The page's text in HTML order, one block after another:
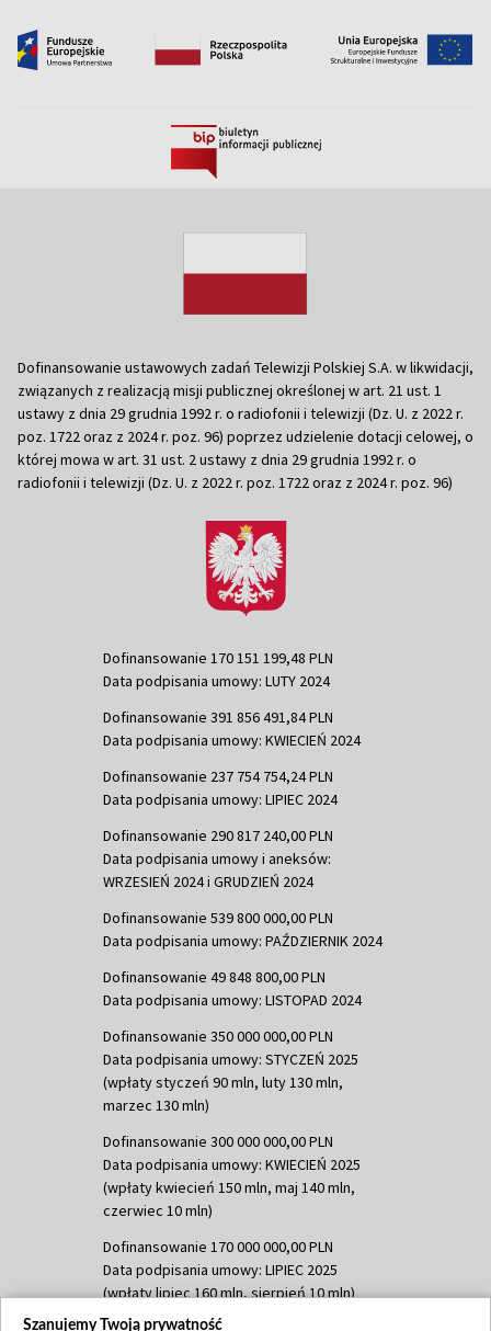
Dofinansowanie ustawowych zadań Telewizji Polskiej S.A. w likwidacji,
związanych z realizacją misji publicznej określonej w art. 21 ust. 1
ustawy z dnia 29 grudnia 1992 r. o radiofonii i telewizji (Dz. U. z 2022 r.
poz. 1722 oraz z 2024 r. poz. 96) poprzez udzielenie dotacji celowej, o
której mowa w art. 31 ust. 2 ustawy z dnia 29 grudnia 1992 r. o
radiofonii i telewizji (Dz. U. z 2022 r. poz. 1722 oraz z 2024 r. poz. 96)
Dofinansowanie 170 151 199,48 PLN
Data podpisania umowy: LUTY 2024
Dofinansowanie 391 856 491,84 PLN
Data podpisania umowy: KWIECIEŃ 2024
Dofinansowanie 237 754 754,24 PLN
Data podpisania umowy: LIPIEC 2024
Dofinansowanie 290 817 240,00 PLN
Data podpisania umowy i aneksów:
WRZESIEŃ 2024 i GRUDZIEŃ 2024
Dofinansowanie 539 800 000,00 PLN
Data podpisania umowy: PAŹDZIERNIK 2024
Dofinansowanie 49 848 800,00 PLN
Data podpisania umowy: LISTOPAD 2024
Dofinansowanie 350 000 000,00 PLN
Data podpisania umowy: STYCZEŃ 2025
(wpłaty styczeń 90 mln, luty 130 mln,
marzec 130 mln)
Dofinansowanie 300 000 000,00 PLN
Data podpisania umowy: KWIECIEŃ 2025
(wpłaty kwiecień 150 mln, maj 140 mln,
czerwiec 10 mln)
Dofinansowanie 170 000 000,00 PLN
Data podpisania umowy: LIPIEC 2025
(wpłaty lipiec 160 mln, sierpień 10 mln)
Szanujemy Twoją prywatność